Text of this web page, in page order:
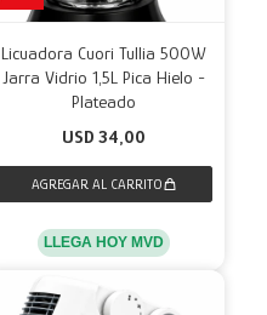
Licuadora Cuori Tullia 500W
Jarra Vidrio 1,5L Pica Hielo -
Plateado
USD 34,00
LLEGA HOY MVD